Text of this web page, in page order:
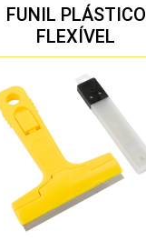
FUNIL PLÁSTICO
FLEXÍVEL